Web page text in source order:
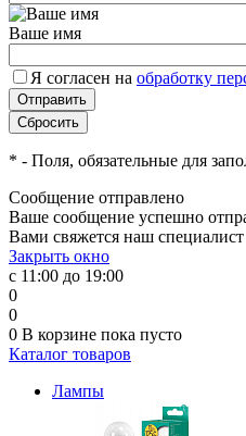
Ваше имя
Я согласен на обработку
* - Поля, обязательные для
Сообщение отправлено
Ваше сообщение успешно
Вами свяжется наш специалист
Закрыть окно
с 11:00 до 19:00
0
0
0 В корзине пока пусто
Каталог товаров
Лампы